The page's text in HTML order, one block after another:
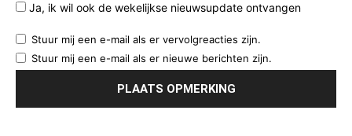
Ja, ik wil ook de wekelijkse nieuwsupdate ontvangen
Stuur mij een e-mail als er vervolgreacties zijn.
Stuur mij een e-mail als er nieuwe berichten zijn.